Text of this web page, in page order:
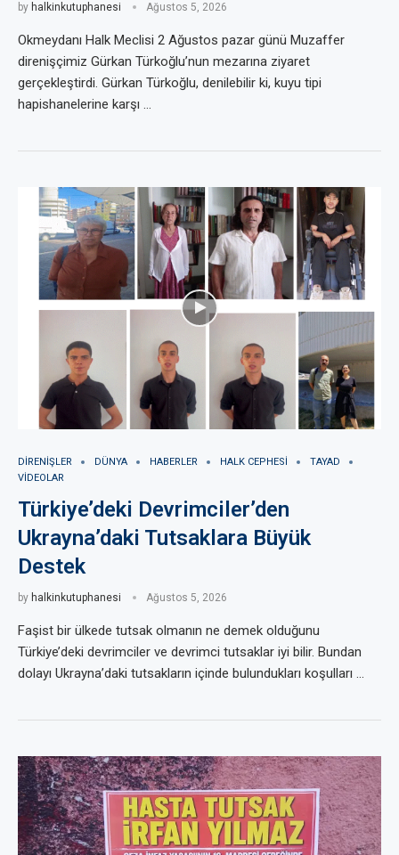
by halkinkutuphanesi Ağustos 5, 2026
Okmeydanı Halk Meclisi 2 Ağustos pazar günü Muzaffer
direnişçimiz Gürkan Türkoğlu’nun mezarına ziyaret
gerçekleştirdi. Gürkan Türkoğlu, denilebilir ki, kuyu tipi
hapishanelerine karşı …
DIRENIŞLER DÜNYA HABERLER HALK CEPHESI
TAYAD
VIDEOLAR
Türkiye’deki Devrimciler’den
Ukrayna’daki Tutsaklara Büyük
Destek
by halkinkutuphanesi Ağustos 5, 2026
Faşist bir ülkede tutsak olmanın ne demek olduğunu
Türkiye’deki devrimciler ve devrimci tutsaklar iyi bilir. Bundan
dolayı Ukrayna’daki tutsakların içinde bulundukları koşulları …